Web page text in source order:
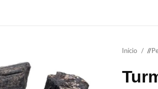
Início /